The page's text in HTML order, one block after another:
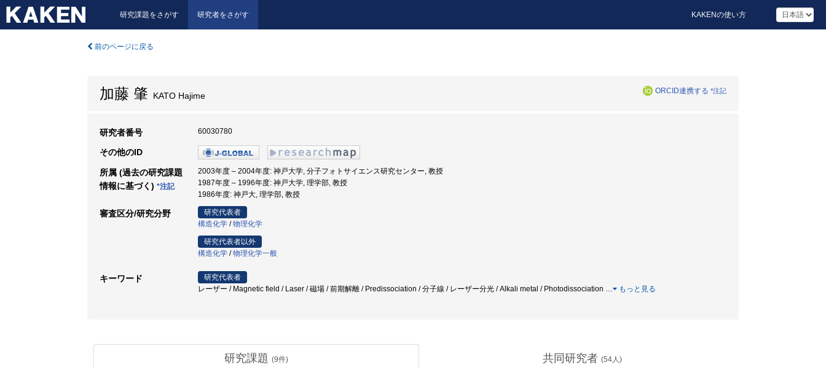
研究課題をさがす 研究者をさがす KAKENの使い方
前のページに戻る
加藤 肇 KATO Hajime ORCID連携する *注記
研究者番号 60030780
その他のID
所属 (過去の研究課題
情報に基づく) *注記
2003年度 – 2004年度: 神戸大学, 分子フォトサイエンス研究センター, 教授
1987年度 – 1996年度: 神戸大学, 理学部, 教授
1986年度: 神戸大, 理学部, 教授
審査区分/研究分野
研究代表者
構造化学 /物理化学
研究代表者以外
構造化学 /物理化学一般
キーワード
研究代表者
レーザー / Magnetic field / Laser / 磁場 / 前期解離 / Predissociation / 分子線 / レーザー分光 / Alkali metal / Photodissociation … もっと見る
研究課題 (9件) 共同研究者 (54人)